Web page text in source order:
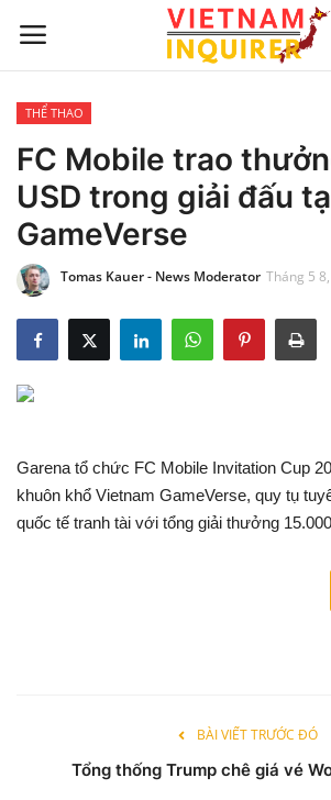
Trang chủ
Liên hệ
TIN TỨC THẾ GIỚI
CẬP NHẬT
SỰ GIẢI TRÍ
THỂ THAO
FC Mobile trao
USD trong giải đấu
GameVerse
Tomas Kauer - News Moderator Tháng 5
Garena tổ chức FC Mobile Invitation Cup
khuôn khổ Vietnam GameVerse, quy tụ
quốc tế tranh tài với tổng giải thưởng
BÀI VIẾT TRƯỚC ĐÓ
Tổng thống Trump chê giá vé